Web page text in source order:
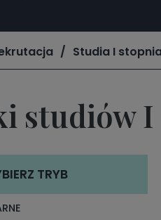
Studia I
studiów I
TRYB